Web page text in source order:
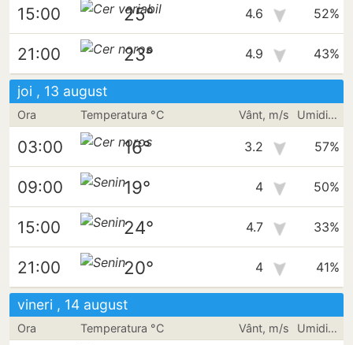
15:00 25° 4.6 52%
21:00 23° 4.9 43%
joi , 13 august
Ora Temperatura °C Vânt, m/s Umiditate
03:00 16° 3.2 57%
09:00 19° 4 50%
15:00 24° 4.7 33%
21:00 20° 4 41%
vineri , 14 august
Ora Temperatura °C Vânt, m/s Umiditate